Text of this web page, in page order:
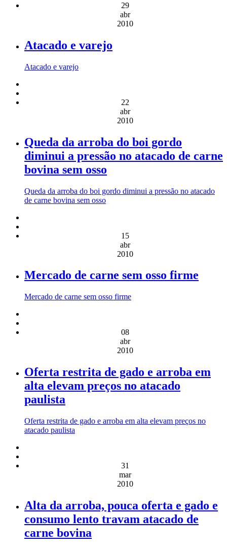
29
abr
2010
Atacado e varejo
Atacado e varejo
22
abr
2010
Queda da arroba do boi gordo
diminui a pressão no atacado de carne
bovina sem osso
Queda da arroba do boi gordo diminui a pressão no atacado
de carne bovina sem osso
15
abr
2010
Mercado de carne sem osso firme
Mercado de carne sem osso firme
08
abr
2010
Oferta restrita de gado e arroba em
alta elevam preços no atacado
paulista
Oferta restrita de gado e arroba em alta elevam preços no
atacado paulista
31
mar
2010
Alta da arroba, pouca oferta e gado e
consumo lento travam atacado de
carne bovina